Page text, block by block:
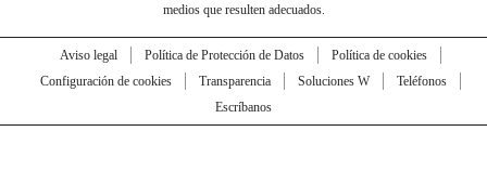
medios que resulten adecuados.
Aviso legal Política de Protección de Datos
Política de cookies
Configuración de cookies
Transparencia Soluciones W
Teléfonos
Escríbanos